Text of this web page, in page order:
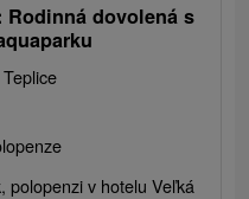
dovolená s
polopenzi v hotelu Veľká